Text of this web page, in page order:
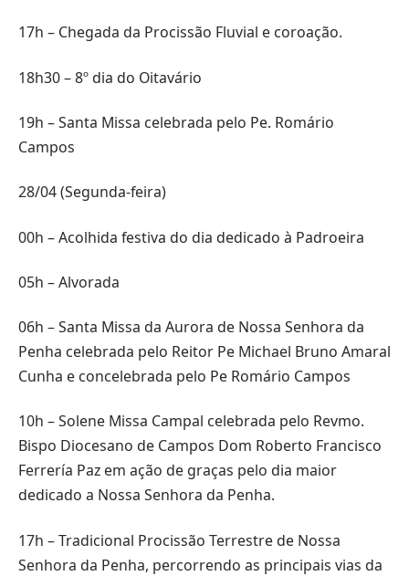
17h – Chegada da Procissão Fluvial e coroação.
18h30 – 8º dia do Oitavário
19h – Santa Missa celebrada pelo Pe. Romário
Campos
28/04 (Segunda-feira)
00h – Acolhida festiva do dia dedicado à Padroeira
05h – Alvorada
06h – Santa Missa da Aurora de Nossa Senhora da
Penha celebrada pelo Reitor Pe Michael Bruno Amaral
Cunha e concelebrada pelo Pe Romário Campos
10h – Solene Missa Campal celebrada pelo Revmo.
Bispo Diocesano de Campos Dom Roberto Francisco
Ferrería Paz em ação de graças pelo dia maior
dedicado a Nossa Senhora da Penha.
17h – Tradicional Procissão Terrestre de Nossa
Senhora da Penha, percorrendo as principais vias da